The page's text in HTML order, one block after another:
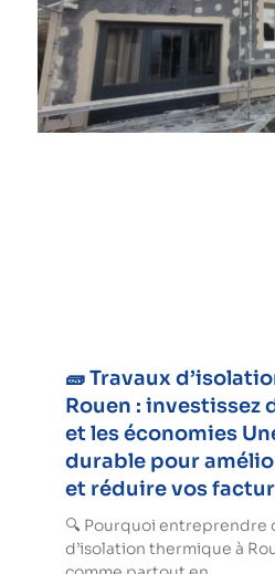
🧱 Travaux
Rouen : investissez
et les économies
durable pour
et réduire vos
🔍 Pourquoi entreprendre
d’isolation thermique à